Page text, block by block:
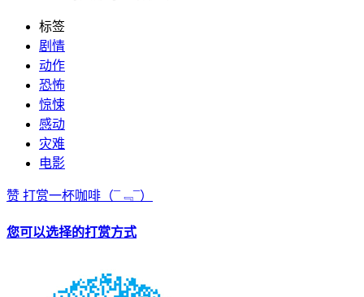
标签
剧情
动作
恐怖
惊悚
感动
灾难
电影
赞 打赏一杯咖啡 （¯﹃¯）
您可以选择的打赏方式